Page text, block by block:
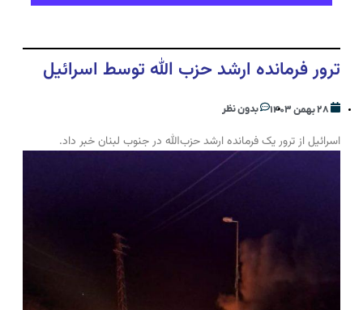
ترور فرمانده ارشد حزب‌ الله توسط اسرائیل
۲۸ بهمن ۱۴۰۳ بدون نظر
اسرائیل از ترور یک فرمانده ارشد حزب‌الله در جنوب لبنان خبر داد.